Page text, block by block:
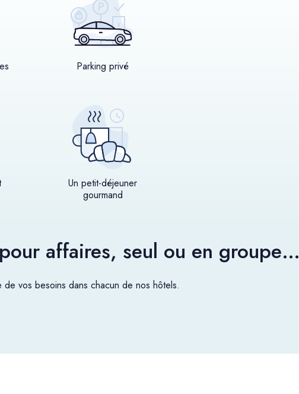
Parking privé
Un petit-déjeuner
gourmand
affaires, seul ou en groupe…
vos besoins dans chacun de nos hôtels.